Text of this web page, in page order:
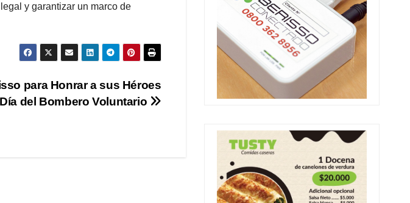
y garantizar un marco de
para Honrar a sus Héroes
del Bombero Voluntario